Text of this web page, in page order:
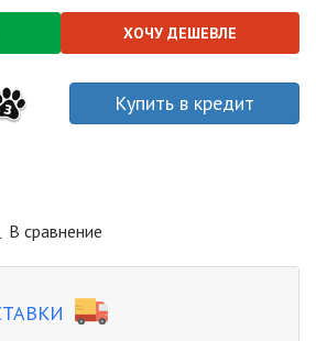
ХОЧУ ДЕШЕВЛЕ
3 Купить в кредит
В сравнение